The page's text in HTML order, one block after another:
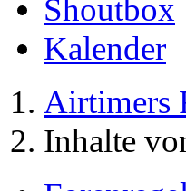
Shoutbox
Kalender
Airtimers
Inhalte